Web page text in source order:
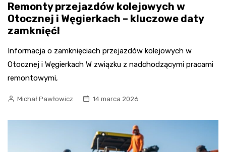
Remonty przejazdów kolejowych w
Otocznej i Węgierkach – kluczowe daty
zamknięć!
Informacja o zamknięciach przejazdów kolejowych w
Otocznej i Węgierkach W związku z nadchodzącymi pracami
remontowymi,
Michał Pawłowicz 14 marca 2026